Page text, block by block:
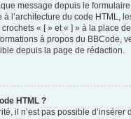
message depuis le
à l’architecture du code HTML,
« [ » et « ] » à la place
à propos du BBCode,
depuis la page de rédaction.
HTML ?
il n’est pas possible d’insérer